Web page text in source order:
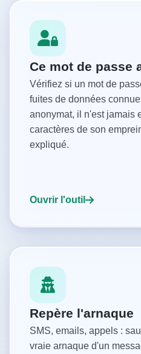
Ce mot de passe
Vérifiez si un mot de
fuites de données
anonymat, il n'est jamais
caractères de son
expliqué.
Ouvrir l'outil
Repère l'arnaque
SMS, emails, appels :
vraie arnaque d'un